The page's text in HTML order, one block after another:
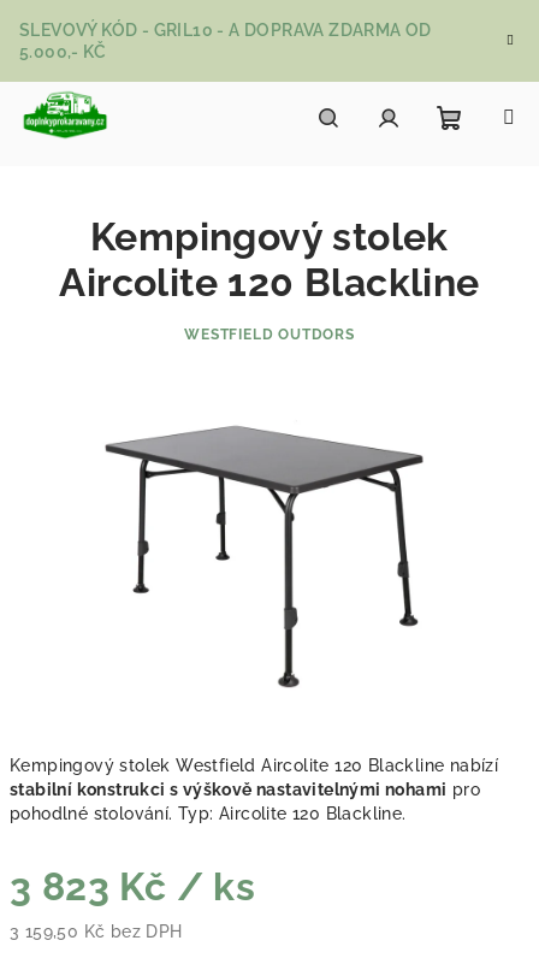
SLEVOVÝ KÓD - GRIL10 - A DOPRAVA ZDARMA OD
5.000,- KČ
Kempingový stolek Westfield Aircolite 120 Blackline nabízí
stabilní konstrukci s výškově nastavitelnými nohami pro
pohodlné stolování. Typ: Aircolite 120 Blackline.
3 823 Kč / ks
3 159,50 Kč bez DPH
Kempingový stolek
Aircolite 120 Blackline
WESTFIELD OUTDORS